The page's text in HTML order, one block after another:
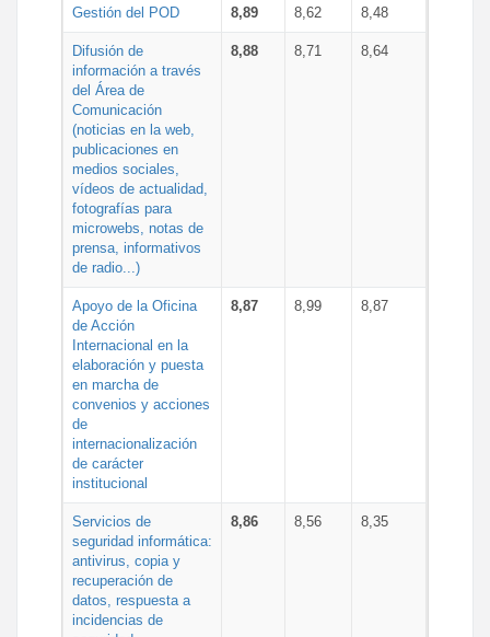
Gestión del POD 8,89 8,62 8,48
Difusión de
información a través
del Área de
Comunicación
(noticias en la web,
publicaciones en
medios sociales,
vídeos de actualidad,
fotografías para
microwebs, notas de
prensa, informativos
de radio...)
8,88 8,71 8,64
Apoyo de la Oficina
de Acción
Internacional en la
elaboración y puesta
en marcha de
convenios y acciones
de
internacionalización
de carácter
institucional
8,87 8,99 8,87
Servicios de
seguridad informática:
antivirus, copia y
recuperación de
datos, respuesta a
incidencias de
8,86 8,56 8,35